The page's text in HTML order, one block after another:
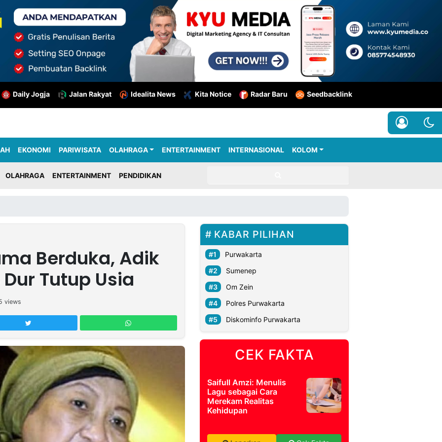
Daily Jogja Jalan Rakyat Idealita News Kita Notice Radar Baru Seedbacklink
EKONOMI PARIWISATA OLAHRAGA ENTERTAINMENT INTERNASIONAL KOLOM
OLAHRAGA ENTERTAINMENT PENDIDIKAN
Berduka, Adik
Tutup Usia
views
KABAR PILIHAN
Purwakarta
Sumenep
Om Zein
Polres Purwakarta
Diskominfo Purwakarta
CEK FAKTA
Saifull Amzi: Menulis
Lagu sebagai Cara
Merekam Realitas
Kehidupan